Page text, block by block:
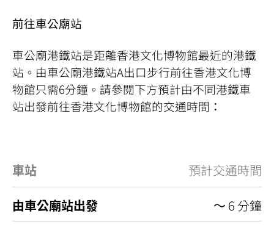
前往車公廟站
車公廟港鐵站是距離香港文化博物館最近的港鐵
站。由車公廟港鐵站A出口步行前往香港文化博
物館只需6分鐘。請參閱下方預計由不同港鐵車
站出發前往香港文化博物館的交通時間：
車站
預計交通時間
由車公廟站出發
～ 6 分鐘